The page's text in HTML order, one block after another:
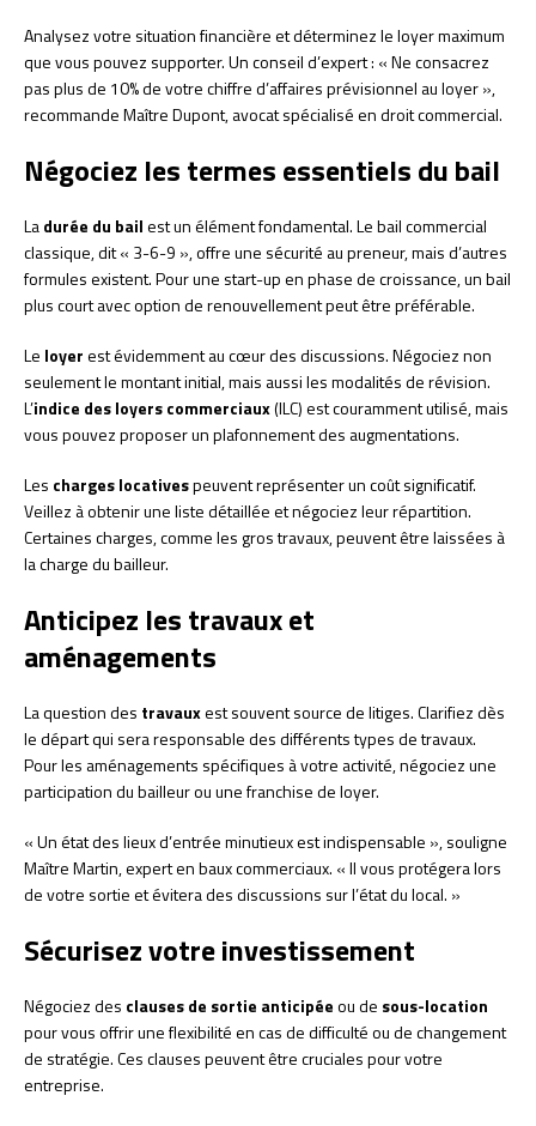
Analysez votre situation financière et déterminez le loyer maximum
que vous pouvez supporter. Un conseil d’expert : « Ne consacrez
pas plus de 10% de votre chiffre d’affaires prévisionnel au loyer »,
recommande Maître Dupont, avocat spécialisé en droit commercial.
Négociez les termes essentiels du bail
Ladurée du bailest un élément fondamental. Le bail commercial
classique, dit « 3-6-9 », offre une sécurité au preneur, mais d’autres
formules existent. Pour une start-up en phase de croissance, un bail
plus court avec option de renouvellement peut être préférable.
Le loyerest évidemment au cœur des discussions. Négociez non
seulement le montant initial, mais aussi les modalités de révision.
L’indice des loyers commerciaux(ILC) est couramment utilisé, mais
vous pouvez proposer un plafonnement des augmentations.
Les charges locativespeuvent représenter un coût significatif.
Veillez à obtenir une liste détaillée et négociez leur répartition.
Certaines charges, comme les gros travaux, peuvent être laissées à
la charge du bailleur.
Anticipez les travaux et
aménagements
La question des travauxest souvent source de litiges. Clarifiez dès
le départ qui sera responsable des différents types de travaux.
Pour les aménagements spécifiques à votre activité, négociez une
participation du bailleur ou une franchise de loyer.
« Un état des lieux d’entrée minutieux est indispensable », souligne
Maître Martin, expert en baux commerciaux. « Il vous protégera lors
de votre sortie et évitera des discussions sur l’état du local. »
Sécurisez votre investissement
Négociez des clauses de sortie anticipéeou de sous-location
pour vous offrir une flexibilité en cas de difficulté ou de changement
de stratégie. Ces clauses peuvent être cruciales pour votre
entreprise.